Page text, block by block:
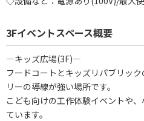
3Fイベントスペース概要
―キッズ広場(3F)―
フードコートとキッズリパブリッ
リーの導線が強い場所です。
こども向けの工作体験イベントや
ています。